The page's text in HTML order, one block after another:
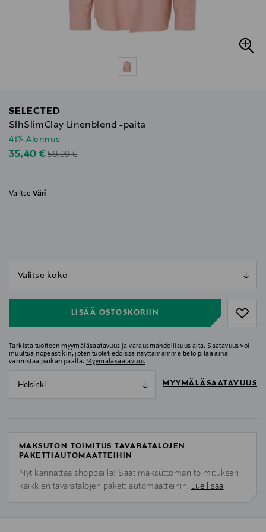
SELECTED
SlhSlimClay Linenblend -paita
41% Alennus
Discounted Price
35,40 €Original Price
59,99 €
Valitse Väri
LISÄÄ OSTOSKORIIN
Tarkista tuotteen myymäläsaatavuus ja varausmahdollisuus alta. Saatavuus voi
muuttua nopeastikin, joten tuotetiedoissa näyttämämme tieto pitää aina
varmistaa paikan päällä. Myymäläsaatavuus
Helsinki MYYMÄLÄSAATAVUUS
MAKSUTON TOIMITUS TAVARATALOJEN
PAKETTIAUTOMAATTEIHIN
Nyt kannattaa shoppailla! Saat maksuttoman toimituksen
kaikkien tavaratalojen pakettiautomaatteihin. Lue lisää